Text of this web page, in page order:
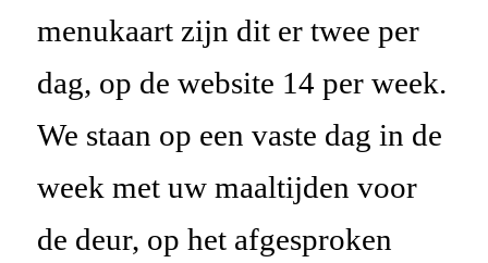
menukaart zijn dit er twee per
dag, op de website 14 per week.
We staan op een vaste dag in de
week met uw maaltijden voor
de deur, op het afgesproken